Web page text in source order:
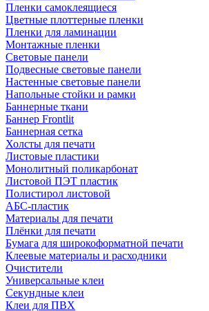
Пленки самоклеящиеся
Цветные плоттерные пленки
Пленки для ламинации
Монтажные пленки
Световые панели
Подвесные световые панели
Настенные световые панели
Напольные стойки и рамки
Баннерные ткани
Баннер Frontlit
Баннерная сетка
Холсты для печати
Листовые пластики
Монолитный поликарбонат
Листовой ПЭТ пластик
Полистирол листовой
АБС-пластик
Материалы для печати
Плёнки для печати
Бумага для широкоформатной печати
Клеевые материалы и расходники
Очистители
Универсальные клеи
Секундные клеи
Клеи для ПВХ